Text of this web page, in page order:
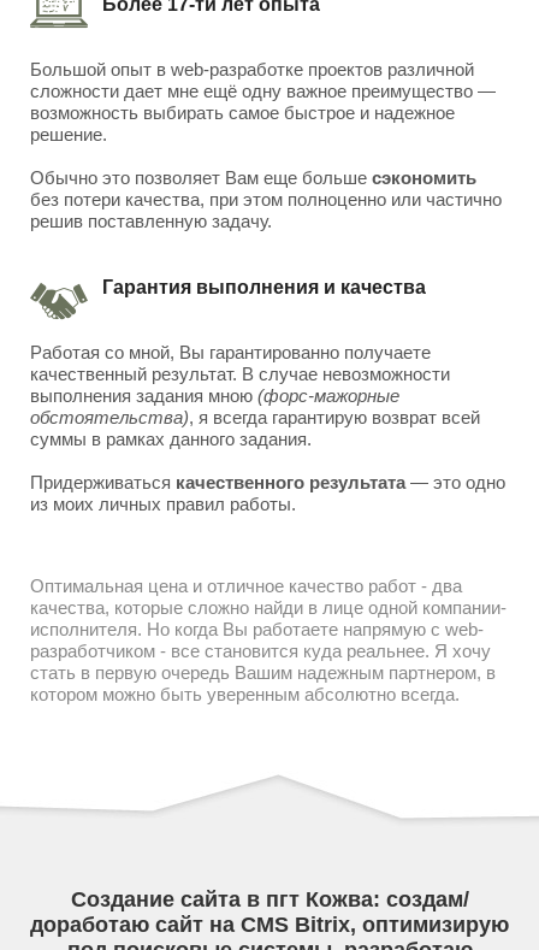
Более 17-ти лет опыта
Большой опыт в web-разработке проектов различной
сложности дает мне ещё одну важное преимущество —
возможность выбирать самое быстрое и надежное
решение.
Обычно это позволяет Вам еще больше сэкономить
без потери качества, при этом полноценно или частично
решив поставленную задачу.
Гарантия выполнения и качества
Работая со мной, Вы гарантированно получаете
качественный результат. В случае невозможности
выполнения задания мною (форс-мажорные
обстоятельства), я всегда гарантирую возврат всей
суммы в рамках данного задания.
Придерживаться качественного результата— это одно
из моих личных правил работы.
Оптимальная цена и отличное качество работ - два
качества, которые сложно найди в лице одной компании-
исполнителя. Но когда Вы работаете напрямую с web-
разработчиком - все становится куда реальнее. Я хочу
стать в первую очередь Вашим надежным партнером, в
котором можно быть уверенным абсолютно всегда.
Создание сайта в пгт Кожва: создам/
доработаю сайт на CMS Bitrix, оптимизирую